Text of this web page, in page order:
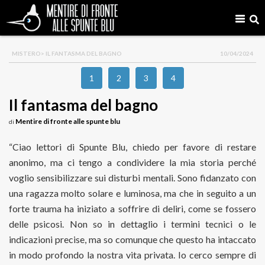
MISTERO> IL FANTASMA DEL BAGNO 10/04/2024
1 2 3 4
Il fantasma del bagno
di Mentire di fronte alle spunte blu
“Ciao lettori di Spunte Blu, chiedo per favore di restare
anonimo, ma ci tengo a condividere la mia storia perché
voglio sensibilizzare sui disturbi mentali. Sono fidanzato con
una ragazza molto solare e luminosa, ma che in seguito a un
forte trauma ha iniziato a soffrire di deliri, come se fossero
delle psicosi. Non so in dettaglio i termini tecnici o le
indicazioni precise, ma so comunque che questo ha intaccato
in modo profondo la nostra vita privata. Io cerco sempre di